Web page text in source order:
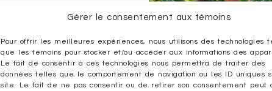
Gérer le consentement aux témoins
Pour offrir les meilleures expériences, nous utilisons des technologies
que les témoins pour stocker et/ou accéder aux informations des
Le fait de consentir à ces technologies nous permettra de traiter des
données telles que le comportement de navigation ou les ID uniques
site. Le fait de ne pas consentir ou de retirer son consentement peut